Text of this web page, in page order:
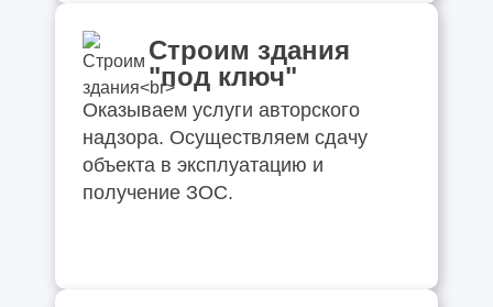
Строим здания
"под ключ"
Оказываем услуги авторского
надзора. Осуществляем сдачу
объекта в эксплуатацию и
получение ЗОС.